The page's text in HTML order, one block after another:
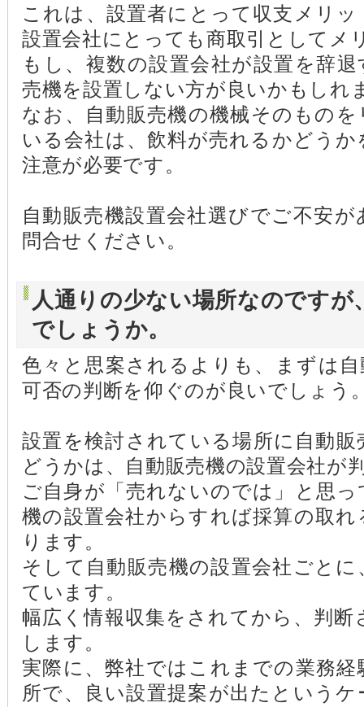
これは、設置者にとって収支メリ
設置会社にとっても商取引としてメ
もし、複数の設置会社が設置を辞
売機を設置しない方が良いかもしれ
なお、自動販売機の機械そのもの
いる会社は、飲料が売れるかどう
注意が必要です。
自動販売機設置会社選びでご不安
問合せください。
人通りの少ない場所なのです
でしょうか。
色々と思案されるよりも、まずは
可否の判断を仰ぐのが良いでしょう
設置を検討されている場所に自動
どうかは、自動販売機の設置会社が
ご自身が「売れないのでは」と思
機の設置会社からすれば採算の取
ります。
そして自動販売機の設置会社ごと
ています。
幅広く情報収集をされてから、判
します。
実際に、弊社ではこれまでの業務
所で、良い設置提案が出たという